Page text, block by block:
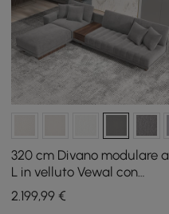
320 cm Divano modulare a
L in velluto Vewal con
chaise longue e pouf
2.199,99 €